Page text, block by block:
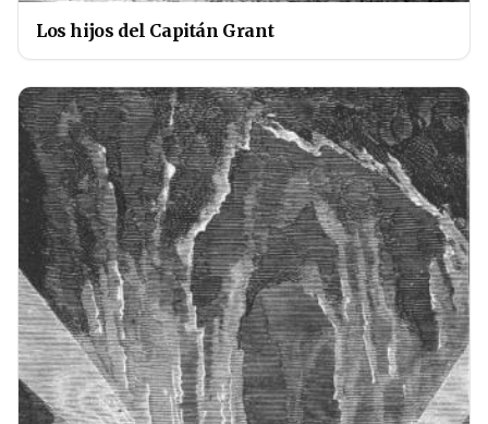
Los hijos del Capitán Grant